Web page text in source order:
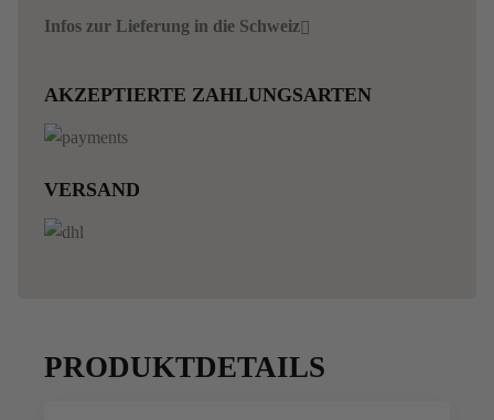
Infos zur Lieferung in die Schweiz
AKZEPTIERTE ZAHLUNGSARTEN
VERSAND
PRODUKTDETAILS